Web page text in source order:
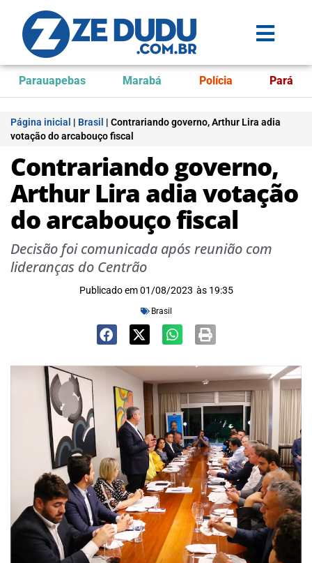
Parauapebas Marabá Polícia Pará
Página inicial | Brasil | Contrariando governo, Arthur Lira adia
votação do arcabouço fiscal
Contrariando governo,
Arthur Lira adia votação
do arcabouço fiscal
Decisão foi comunicada após reunião com
lideranças do Centrão
Publicado em 01/08/2023 às 19:35
Brasil